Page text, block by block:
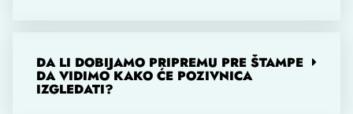
DA LI DOBIJAMO PRIPREMU PRE ŠTAMPE
DA VIDIMO KAKO ĆE POZIVNICA
IZGLEDATI?